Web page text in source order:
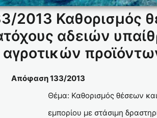
2013 Καθορισμός
αδειών
Απόφαση 133/2013
Θέμα: Καθορισμός θέσεων
εμπορίου με στάσιμη